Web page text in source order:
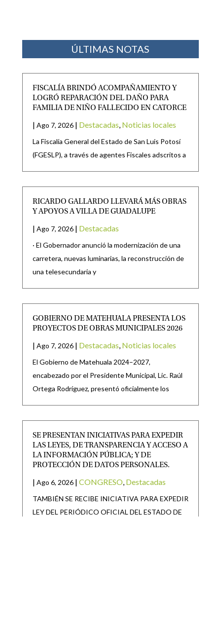
ÚLTIMAS NOTAS
FISCALÍA BRINDÓ ACOMPAÑAMIENTO Y
LOGRÓ REPARACIÓN DEL DAÑO PARA
FAMILIA DE NIÑO FALLECIDO EN CATORCE
| Ago 7, 2026 | Destacadas, Noticias locales
La Fiscalía General del Estado de San Luis Potosí
(FGESLP), a través de agentes Fiscales adscritos a
RICARDO GALLARDO LLEVARÁ MÁS OBRAS
Y APOYOS A VILLA DE GUADALUPE
| Ago 7, 2026 | Destacadas
· El Gobernador anunció la modernización de una
carretera, nuevas luminarias, la reconstrucción de
una telesecundaria y
GOBIERNO DE MATEHUALA PRESENTA LOS
PROYECTOS DE OBRAS MUNICIPALES 2026
| Ago 7, 2026 | Destacadas, Noticias locales
El Gobierno de Matehuala 2024–2027,
encabezado por el Presidente Municipal, Lic. Raúl
Ortega Rodríguez, presentó oficialmente los
SE PRESENTAN INICIATIVAS PARA EXPEDIR
LAS LEYES, DE TRANSPARENCIA Y ACCESO A
LA INFORMACIÓN PÚBLICA; Y DE
PROTECCIÓN DE DATOS PERSONALES.
| Ago 6, 2026 | CONGRESO, Destacadas
TAMBIÉN SE RECIBE INICIATIVA PARA EXPEDIR
LEY DEL PERIÓDICO OFICIAL DEL ESTADO DE